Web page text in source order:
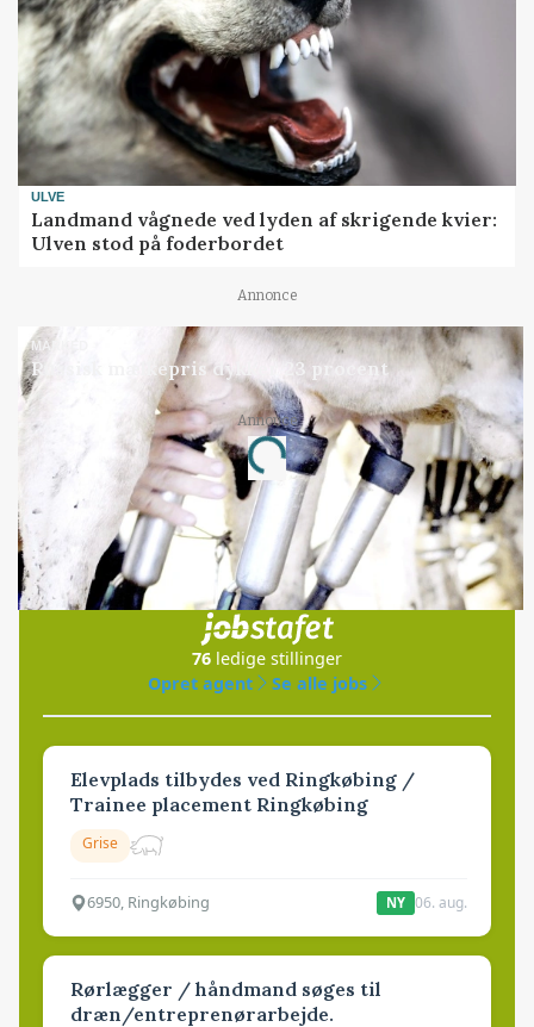
ULVE
Landmand vågnede ved lyden af skrigende kvier:
Ulven stod på foderbordet
Annonce
MARKED
Russisk mælkepris dykker 23 procent
Annonce
Loading...
Jobs
i samarbejde med
76 ledige stillinger
Opret agent
Se alle jobs
Elevplads tilbydes ved Ringkøbing /
Trainee placement Ringkøbing
Grise
6950, Ringkøbing NY 06. aug.
Rørlægger / håndmand søges til
dræn/entreprenørarbejde.